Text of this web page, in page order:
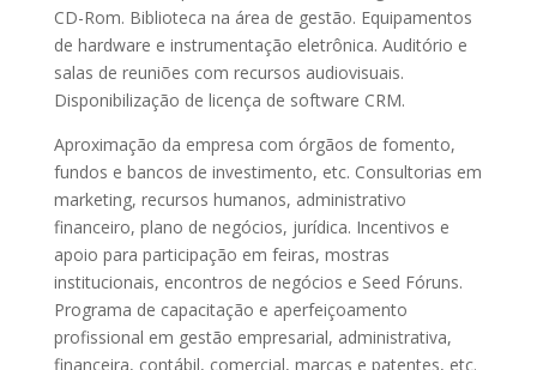
CD-Rom. Biblioteca na área de gestão. Equipamentos
de hardware e instrumentação eletrônica. Auditório e
salas de reuniões com recursos audiovisuais.
Disponibilização de licença de software CRM.
Aproximação da empresa com órgãos de fomento,
fundos e bancos de investimento, etc. Consultorias em
marketing, recursos humanos, administrativo
financeiro, plano de negócios, jurídica. Incentivos e
apoio para participação em feiras, mostras
institucionais, encontros de negócios e Seed Fóruns.
Programa de capacitação e aperfeiçoamento
profissional em gestão empresarial, administrativa,
financeira, contábil, comercial, marcas e patentes, etc.